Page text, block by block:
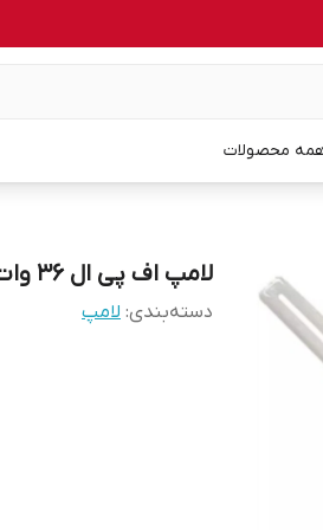
محصولات
لامپ اف پی ال ۳۶ وات
دسته‌بندی: لامپ